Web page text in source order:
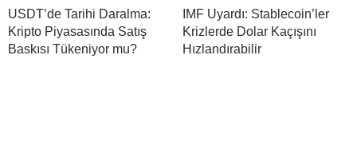
USDT’de Tarihi Daralma:
Kripto Piyasasında Satış
Baskısı Tükeniyor mu?
IMF Uyardı: Stablecoin’ler
Krizlerde Dolar Kaçışını
Hızlandırabilir